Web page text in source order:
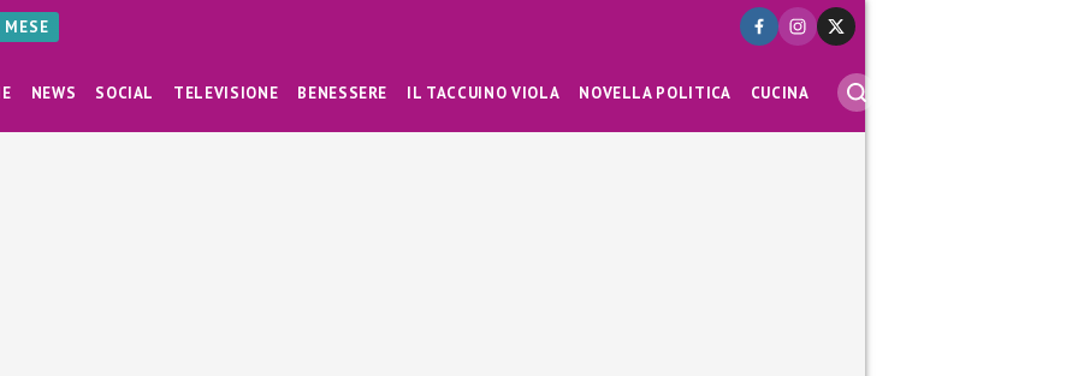
NEWS SOCIAL TELEVISIONE BENESSERE IL TACCUINO VIOLA NOVELLA POLITICA CUCINA